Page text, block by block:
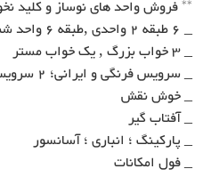
_ فول امکانات